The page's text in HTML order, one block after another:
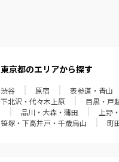
東京都のエリアから探す
渋谷 原宿 表参道・青山
下北沢・代々木上原
目黒・戸
品川・大森・蒲田
上野
笹塚・下高井戸・千歳烏山
町